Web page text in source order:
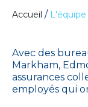
Accueil / L'équipe
Avec des
Markham,
assurances
employés qui